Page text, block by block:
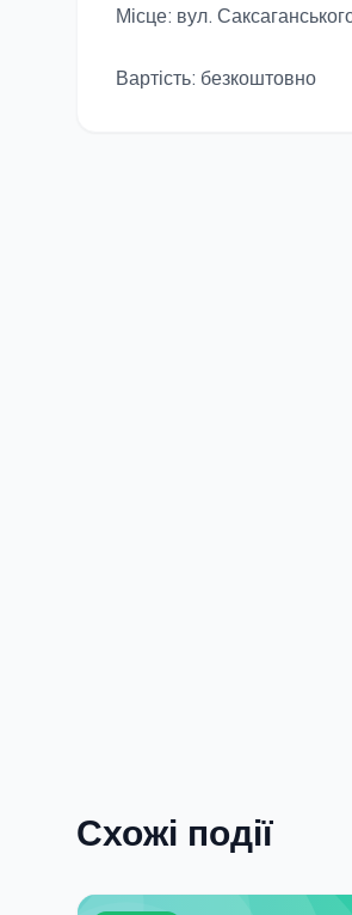
Місце: вул.
Вартість: безкоштовно
Схожі події